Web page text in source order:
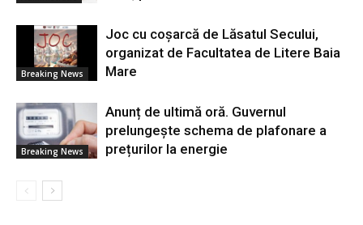
Breaking News
Joc cu coșarcă de Lăsatul Secului,
organizat de Facultatea de Litere Baia
Mare
Breaking News
Anunț de ultimă oră. Guvernul
prelungește schema de plafonare a
prețurilor la energie